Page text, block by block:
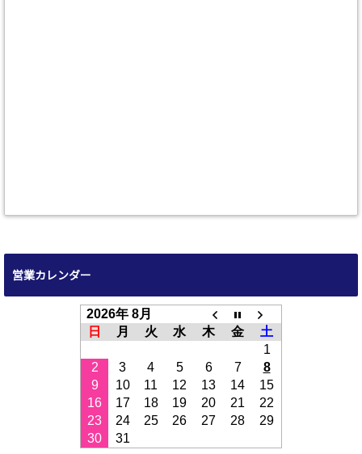
営業カレンダー
2026年 8月
日
月 火 水 木 金
土
1
2
3 4 5 6 7
8
9
10 11 12 13 14
15
16
17 18 19 20 21
22
23
24 25 26 27 28
29
30
31